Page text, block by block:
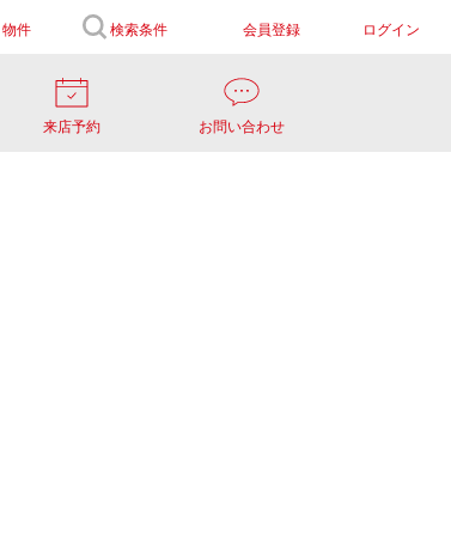
物件 検索条件 会員登録 ログイン
来店予約 お問い合わせ